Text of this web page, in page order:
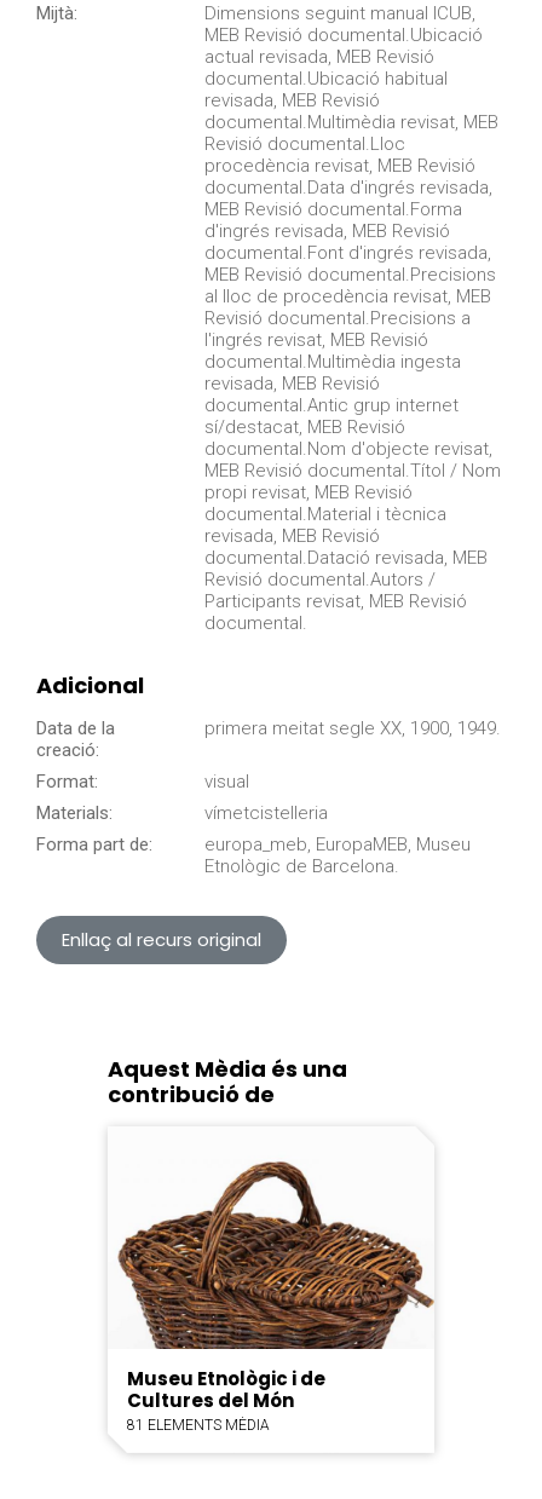
Mijtà:
Dimensions seguint manual ICUB,
MEB Revisió documental.Ubicació
actual revisada, MEB Revisió
documental.Ubicació habitual
revisada, MEB Revisió
documental.Multimèdia revisat, MEB
Revisió documental.Lloc
procedència revisat, MEB Revisió
documental.Data d'ingrés revisada,
MEB Revisió documental.Forma
d'ingrés revisada, MEB Revisió
documental.Font d'ingrés revisada,
MEB Revisió documental.Precisions
al lloc de procedència revisat, MEB
Revisió documental.Precisions a
l'ingrés revisat, MEB Revisió
documental.Multimèdia ingesta
revisada, MEB Revisió
documental.Antic grup internet
sí/destacat, MEB Revisió
documental.Nom d'objecte revisat,
MEB Revisió documental.Títol / Nom
propi revisat, MEB Revisió
documental.Material i tècnica
revisada, MEB Revisió
documental.Datació revisada, MEB
Revisió documental.Autors /
Participants revisat, MEB Revisió
documental.
Adicional
Data de la
creació:
primera meitat segle XX, 1900, 1949.
Format:
visual
Materials:
vímetcistelleria
Forma part de:
europa_meb, EuropaMEB, Museu
Etnològic de Barcelona.
Enllaç al recurs original
Aquest Mèdia és una
contribució de
Museu Etnològic i de
Cultures del Món
81 ELEMENTS MÈDIA